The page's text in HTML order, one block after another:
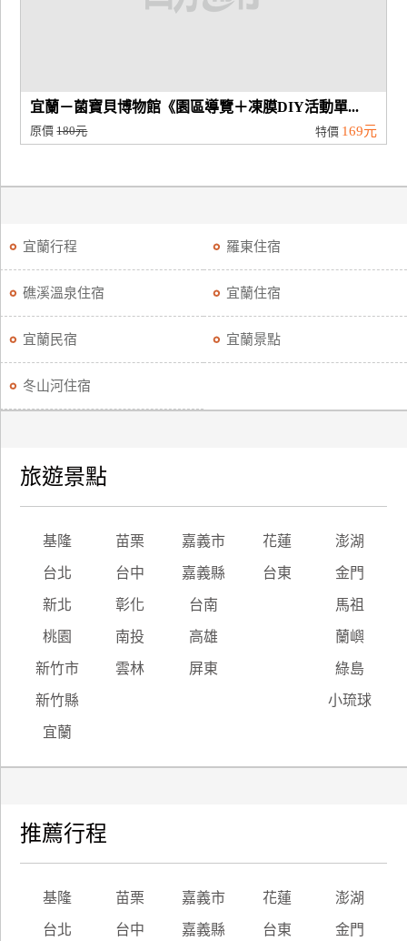
宜蘭－菌寶貝博物館《園區導覽＋凍膜DIY活動單...
原價180元 特價 169元
宜蘭行程 羅東住宿
礁溪溫泉住宿 宜蘭住宿
宜蘭民宿 宜蘭景點
冬山河住宿
旅遊景點
基隆 苗栗 嘉義市 花蓮 澎湖
台北 台中 嘉義縣 台東 金門
新北 彰化 台南 馬祖
桃園 南投 高雄 蘭嶼
新竹市 雲林 屏東 綠島
新竹縣 小琉球
宜蘭
推薦行程
基隆 苗栗 嘉義市 花蓮 澎湖
台北 台中 嘉義縣 台東 金門